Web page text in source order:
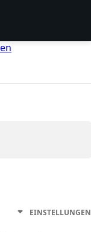
EINSTELLUNGEN